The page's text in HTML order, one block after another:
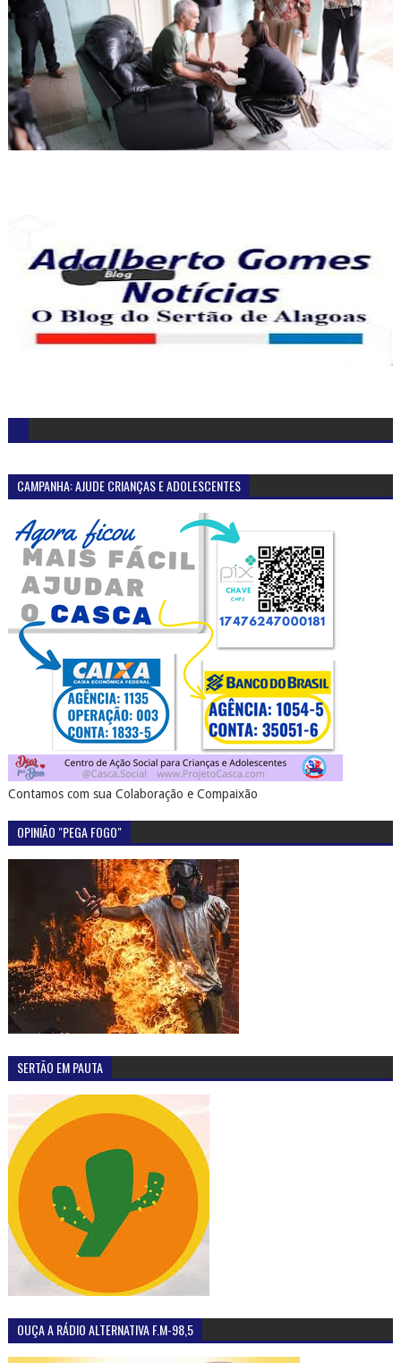
CAMPANHA: AJUDE CRIANÇAS E ADOLESCENTES
Contamos com sua Colaboração e Compaixão
OPINIÃO "PEGA FOGO"
SERTÃO EM PAUTA
OUÇA A RÁDIO ALTERNATIVA F.M-98,5